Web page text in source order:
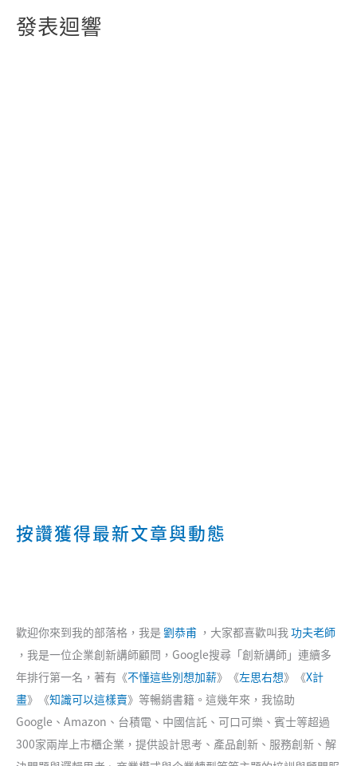
發表迴響
按讚獲得最新文章與動態
歡迎你來到我的部落格，我是 劉恭甫 ，大家都喜歡叫我功夫老師
，我是一位企業創新講師顧問，Google搜尋「創新講師」連續多
年排行第一名，著有《不懂這些別想加薪》《左思右想》《X計
畫》《知識可以這樣賣》等暢銷書籍。這幾年來，我協助
Google、Amazon、台積電、中國信託、可口可樂、賓士等超過
300家兩岸上市櫃企業，提供設計思考、產品創新、服務創新、解